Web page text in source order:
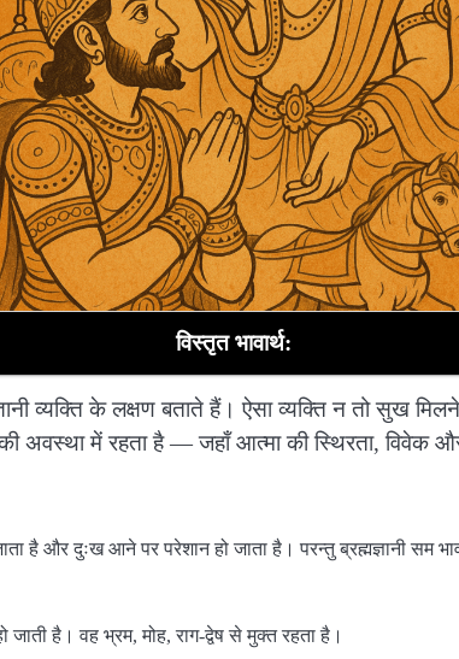
विस्तृत भावार्थ:
व्यक्ति के लक्षण बताते हैं। ऐसा व्यक्ति न तो सुख
अवस्था में रहता है — जहाँ आत्मा की स्थिरता, विवेक और
है और दुःख आने पर परेशान हो जाता है। परन्तु ब्रह्मज्ञानी सम
जाती है। वह भ्रम, मोह, राग-द्वेष से मुक्त रहता है।